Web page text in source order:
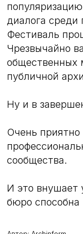
диалога среди
Фестиваль
Чрезвычайно
общественных
публичной
Ну и в
Очень
сообщества.
И это внушает
бюро